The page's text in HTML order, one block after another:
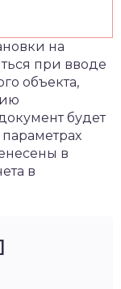
на
при вводе
объекта,
будет
в
в
]